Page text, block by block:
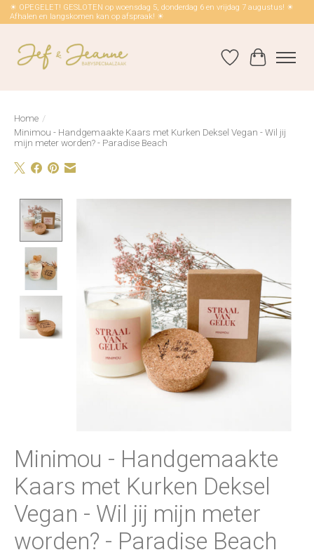
☀ OPEGELET! GESLOTEN op woensdag 5, donderdag 6 en vrijdag 7 augustus! ☀
Afhalen en langskomen kan op afspraak! ☀
Verlanglijst
Home /
Minimou - Handgemaakte Kaars met Kurken Deksel Vegan - Wil jij
mijn meter worden? - Paradise Beach
Minimou - Handgemaakte
Kaars met Kurken Deksel
Vegan - Wil jij mijn meter
worden? - Paradise Beach